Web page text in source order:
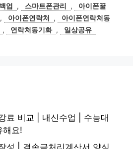
업 , 스마트폰관리 ,
아이폰꿀
, 아이폰연락처 ,
아이폰연락처동
, 연락처동기화 , 일상공유
료 비교 | 내신수업 | 수능대
해요!
성 | 결손금처리계산서 양식